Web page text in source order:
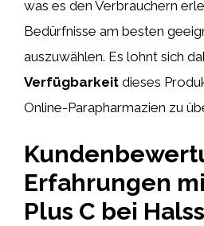
was es den Verbrauchern
Bedürfnisse am besten
auszuwählen. Es lohnt sich
Verfügbarkeit dieses
Online-Parapharmazien zu
Erfahrungen
Plus C bei